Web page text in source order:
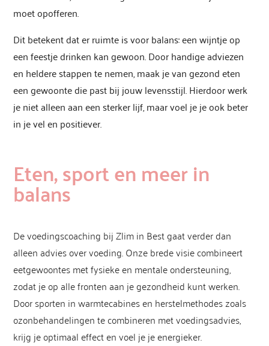
moet opofferen.
Dit betekent dat er ruimte is voor balans: een wijntje op
een feestje drinken kan gewoon. Door handige adviezen
en heldere stappen te nemen, maak je van gezond eten
een gewoonte die past bij jouw levensstijl. Hierdoor werk
je niet alleen aan een sterker lijf, maar voel je je ook beter
in je vel en positiever.
Eten, sport en meer in
balans
De voedingscoaching bij Zlim in Best gaat verder dan
alleen advies over voeding. Onze brede visie combineert
eetgewoontes met fysieke en mentale ondersteuning,
zodat je op alle fronten aan je gezondheid kunt werken.
Door sporten in warmtecabines en herstelmethodes zoals
ozonbehandelingen te combineren met voedingsadvies,
krijg je optimaal effect en voel je je energieker.